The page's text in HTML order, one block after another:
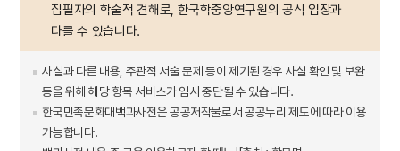
집필자의 학술적 견해로, 한국학중앙연구원의 공식 입장과
다를 수 있습니다.
사실과 다른 내용, 주관적 서술 문제 등이 제기된 경우 사실 확인 및 보완
등을 위해 해당 항목 서비스가 임시 중단될 수 있습니다.
한국민족문화대백과사전은 공공저작물로서 공공누리 제도에 따라 이용
가능합니다.